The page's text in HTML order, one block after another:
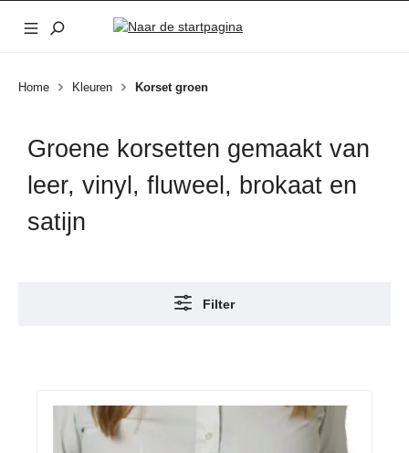
Ga naar de hoofdinhoud
Home Kleuren Korset groen
Groene korsetten gemaakt van
leer, vinyl, fluweel, brokaat en
satijn
Filter